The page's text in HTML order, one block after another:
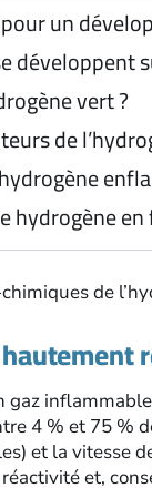
un
développent
vert ?
de
hydrogène en
de
gaz
4 % et 75 %
et la vitesse
et,